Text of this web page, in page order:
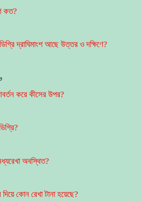
কত?
দ্রাঘিমাংশ আছে উত্তর ও দক্ষিণে?
করে কীসের উপর?
অবস্থিত?
কোন রেখা টানা হয়েছে?